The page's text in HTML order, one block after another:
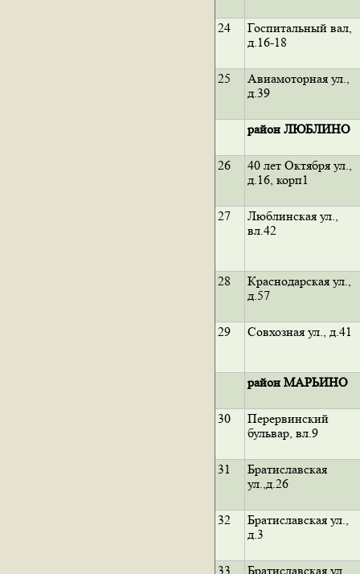
24
Госпитальный вал,
д.16-18
25
Авиамоторная ул.,
д.39
район ЛЮБЛИНО
26
40 лет Октября ул.,
д.16, корп1
27
Люблинская ул.,
вл.42
28
Краснодарская ул.,
д.57
29 Совхозная ул., д.41
район МАРЬИНО
30
Перервинский
бульвар, вл.9
31
Братиславская
ул.,д.26
32
Братиславская ул.,
д.3
33 Братиславская ул.,